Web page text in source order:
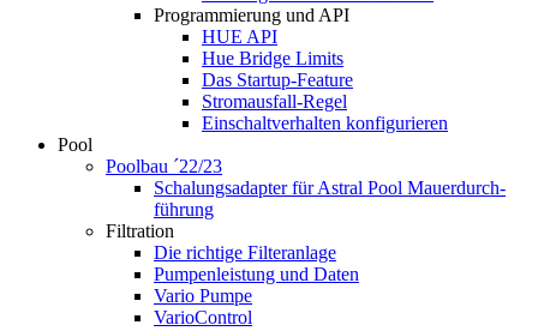
Programmierung und API
HUE API
Hue Bridge Limits
Das Startup-Feature
Stromausfall-Regel
Einschaltverhalten konfigurieren
Pool
Poolbau ´22/23
Schalungs­adapter für Astral Pool Mauer­durch­
führung
Filtration
Die richtige Filter­anlage
Pumpenleistung und Daten
Vario Pumpe
Vario­Control